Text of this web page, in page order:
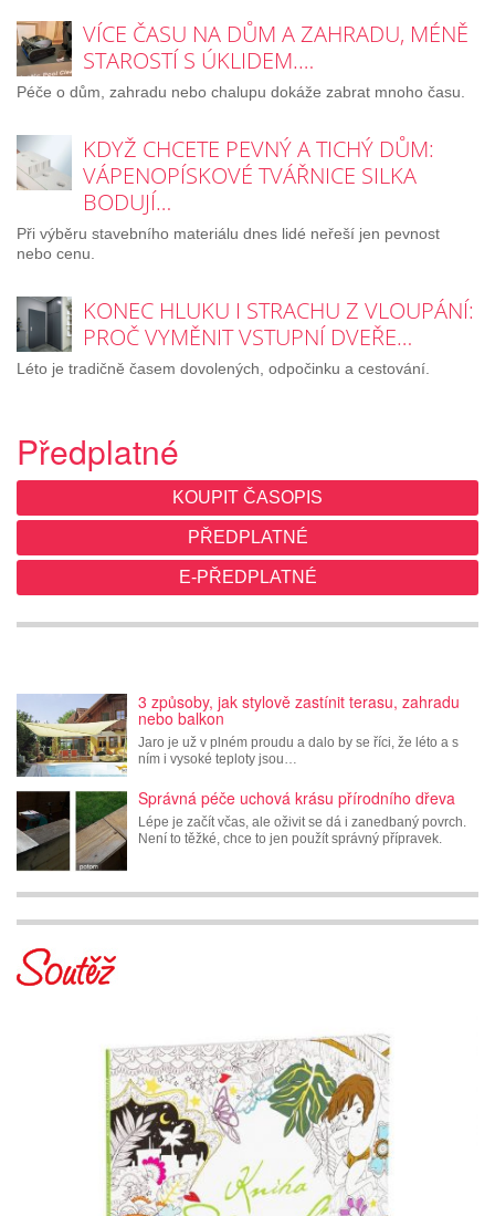
VÍCE ČASU NA DŮM A ZAHRADU, MÉNĚ
STAROSTÍ S ÚKLIDEM.…
Péče o dům, zahradu nebo chalupu dokáže zabrat mnoho času.
KDYŽ CHCETE PEVNÝ A TICHÝ DŮM:
VÁPENOPÍSKOVÉ TVÁŘNICE SILKA
BODUJÍ…
Při výběru stavebního materiálu dnes lidé neřeší jen pevnost
nebo cenu.
KONEC HLUKU I STRACHU Z VLOUPÁNÍ:
PROČ VYMĚNIT VSTUPNÍ DVEŘE…
Léto je tradičně časem dovolených, odpočinku a cestování.
Předplatné
KOUPIT ČASOPIS
PŘEDPLATNÉ
E-PŘEDPLATNÉ
3 způsoby, jak stylově zastínit terasu, zahradu
nebo balkon
Jaro je už v plném proudu a dalo by se říci, že léto a s
ním i vysoké teploty jsou…
Správná péče uchová krásu přírodního dřeva
Lépe je začít včas, ale oživit se dá i zanedbaný povrch.
Není to těžké, chce to jen použít správný přípravek.